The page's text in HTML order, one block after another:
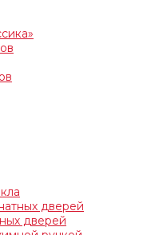
дверей
дверей